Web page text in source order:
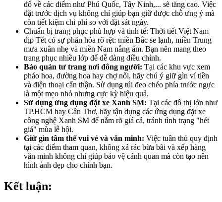
đổ về các điểm như Phú Quốc, Tây Ninh,... sẽ tăng cao. Việc
đặt trước dịch vụ không chỉ giúp bạn giữ được chỗ ưng ý mà
còn tiết kiệm chi phí so với đặt sát ngày.
Chuẩn bị trang phục phù hợp và tinh tế: Thời tiết Việt Nam
dịp Tết có sự phân hóa rõ rệt: miền Bắc se lạnh, miền Trung
mưa xuân nhẹ và miền Nam nắng ấm. Bạn nên mang theo
trang phục nhiều lớp để dễ dàng điều chỉnh.
Bảo quản tư trang nơi đông người: Tại các khu vực xem
pháo hoa, đường hoa hay chợ nổi, hãy chú ý giữ gìn ví tiền
và điện thoại cẩn thận. Sử dụng túi đeo chéo phía trước ngực
là một mẹo nhỏ nhưng cực kỳ hiệu quả.
Sử dụng ứng dụng đặt xe Xanh SM: Tại các đô thị lớn như
TP.HCM hay Cần Thơ, hãy tận dụng các ứng dụng đặt xe
công nghệ Xanh SM để nắm rõ giá cả, tránh tình trạng "hét
giá" mùa lễ hội.
Giữ gìn tâm thế vui vẻ và văn minh: Việc tuân thủ quy định
tại các điểm tham quan, không xả rác bừa bãi và xếp hàng
văn minh không chỉ giúp bảo vệ cảnh quan mà còn tạo nên
hình ảnh đẹp cho chính bạn.
Kết luận: